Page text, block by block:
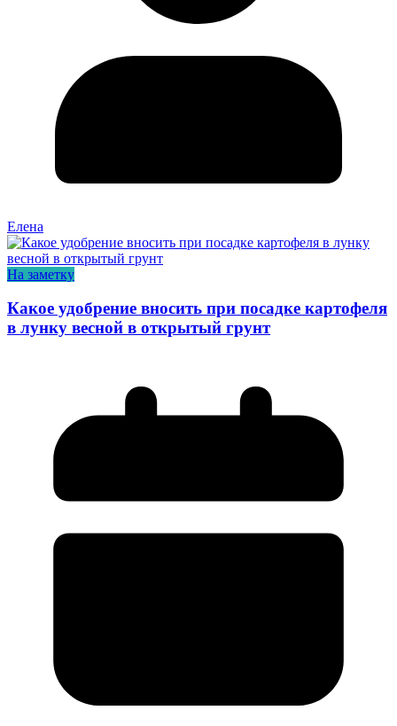
Елена
На заметку
Какое удобрение вносить при посадке картофеля
в лунку весной в открытый грунт